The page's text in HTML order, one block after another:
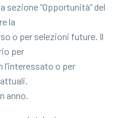
sezione “Opportunità” del
la
o per selezioni future. Il
per
l’interessato o per
anno.